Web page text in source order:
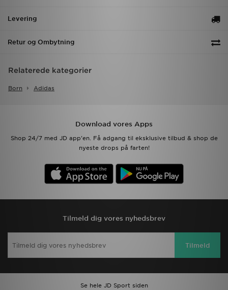
Levering
Retur og Ombytning
Relaterede kategorier
Born Adidas
Download vores Apps
Shop 24/7 med JD app'en. Få adgang til eksklusive tilbud & shop de
nyeste drops på farten!
Tilmeld dig vores nyhedsbrev
Tilmeld
Se hele JD Sport siden